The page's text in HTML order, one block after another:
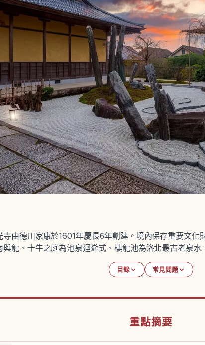
寺由德川家康於1601年慶長6年創建。境內保存重要文
龍、十牛之庭為池泉迴遊式、棲龍池為洛北最古老泉水
目錄 常見問題
重點摘要